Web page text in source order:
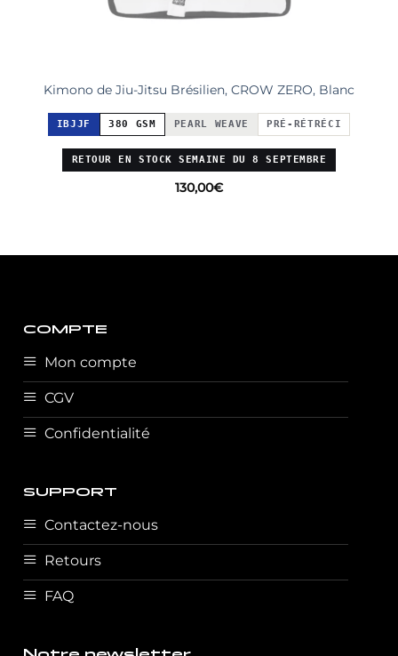
Kimono de Jiu-Jitsu Brésilien, CROW ZERO, Blanc
IBJJF 380 GSM PEARL WEAVE PRÉ-RÉTRÉCI
RETOUR EN STOCK SEMAINE DU 8 SEPTEMBRE
130,00€
COMPTE
Mon compte
CGV
Confidentialité
SUPPORT
Contactez-nous
Retours
FAQ